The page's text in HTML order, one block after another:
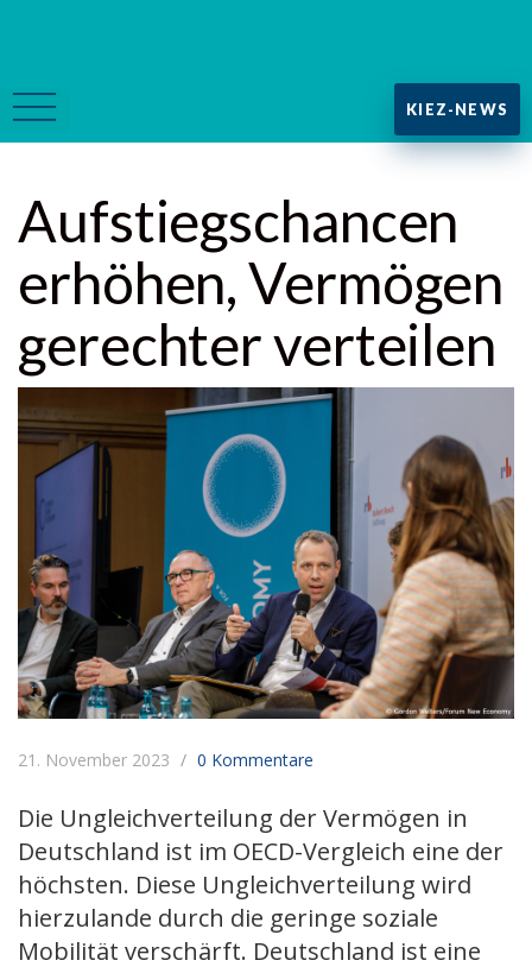
KIEZ-NEWS
Aufstiegschancen
erhöhen, Vermögen
gerechter verteilen
21. November 2023 0 Kommentare
Die Ungleichverteilung der Vermögen in
Deutschland ist im OECD-Vergleich eine der
höchsten. Diese Ungleichverteilung wird
hierzulande durch die geringe soziale
Mobilität verschärft. Deutschland ist eine